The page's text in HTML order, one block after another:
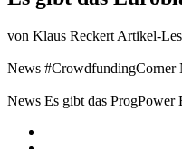
von Klaus Reckert Artikel-
News #CrowdfundingCorner
News Es gibt das ProgPower